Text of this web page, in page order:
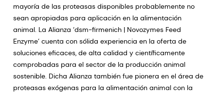
mayoría de las proteasas disponibles probablemente no
sean apropiadas para aplicación en la alimentación
animal. La Alianza ‘dsm-firmenich | Novozymes Feed
Enzyme’ cuenta con sólida experiencia en la oferta de
soluciones eficaces, de alta calidad y científicamente
comprobadas para el sector de la producción animal
sostenible. Dicha Alianza también fue pionera en el área de
proteasas exógenas para la alimentación animal con la